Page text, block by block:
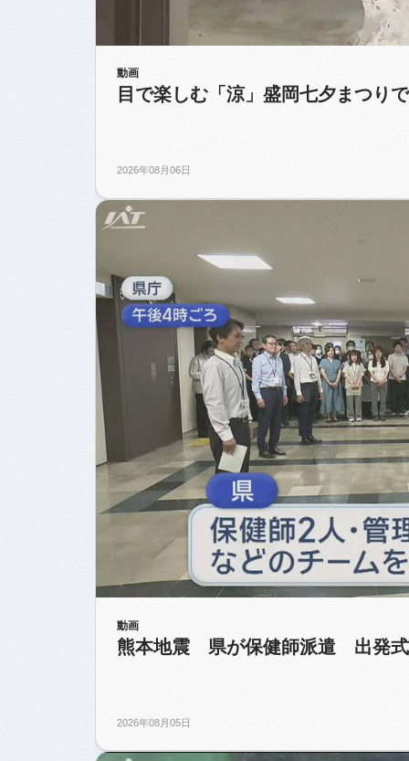
動画
目で楽しむ「涼」盛岡七夕まつり
2026年08月06日
動画
熊本地震 県が保健師派遣 出発式
2026年08月05日